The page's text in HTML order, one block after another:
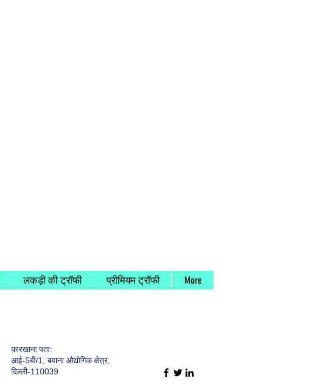
लकड़ी की ट्रॉफी प्रीमियम ट्रॉफी More
कारखाना पता:
आई-5बी/1, बवाना औद्योगिक क्षेत्र,
दिल्ली-110039